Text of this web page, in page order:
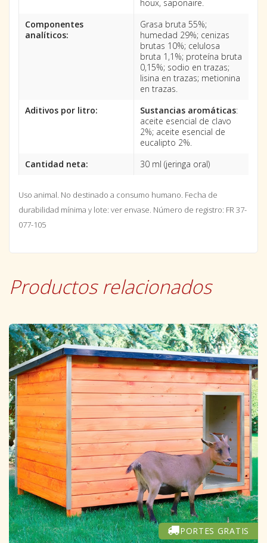
houx, saponaire.
Componentes
analíticos:
Grasa bruta 55%;
humedad 29%; cenizas
brutas 10%; celulosa
bruta 1,1%; proteína bruta
0,15%; sodio en trazas;
lisina en trazas; metionina
en trazas.
Aditivos por litro:
Sustancias aromáticas:
aceite esencial de clavo
2%; aceite esencial de
eucalipto 2%.
Cantidad neta:
30 ml (jeringa oral)
Uso animal. No destinado a consumo humano. Fecha de
durabilidad mínima y lote: ver envase. Número de registro: FR 37-
077-105
Productos relacionados
PORTES GRATIS